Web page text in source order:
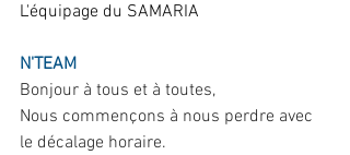
L'équipage du SAMARIA
N'TEAM
Bonjour à tous et à toutes,
Nous commençons à nous perdre avec
le décalage horaire.